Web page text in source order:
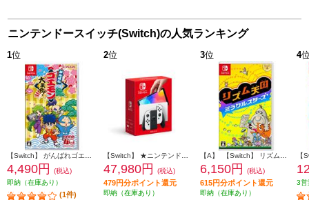
ニンテンドースイッチ(Switch)の人気ランキング
1位
4,490円
(税込)
即納（在庫あり）
(1件)
2位
47,980円 (税込)
479円分ポイント還元
即納（在庫あり）
3位
6,150円 (税込)
615円分ポイント還元
即納（在庫あり）
4
3営